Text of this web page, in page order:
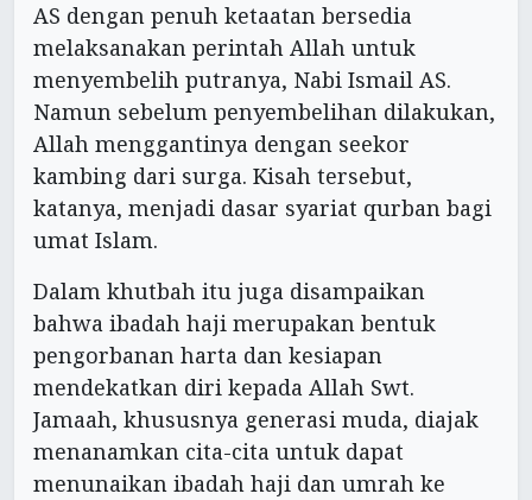
AS dengan penuh ketaatan bersedia
melaksanakan perintah Allah untuk
menyembelih putranya, Nabi Ismail AS.
Namun sebelum penyembelihan dilakukan,
Allah menggantinya dengan seekor
kambing dari surga. Kisah tersebut,
katanya, menjadi dasar syariat qurban bagi
umat Islam.
Dalam khutbah itu juga disampaikan
bahwa ibadah haji merupakan bentuk
pengorbanan harta dan kesiapan
mendekatkan diri kepada Allah Swt.
Jamaah, khususnya generasi muda, diajak
menanamkan cita-cita untuk dapat
menunaikan ibadah haji dan umrah ke